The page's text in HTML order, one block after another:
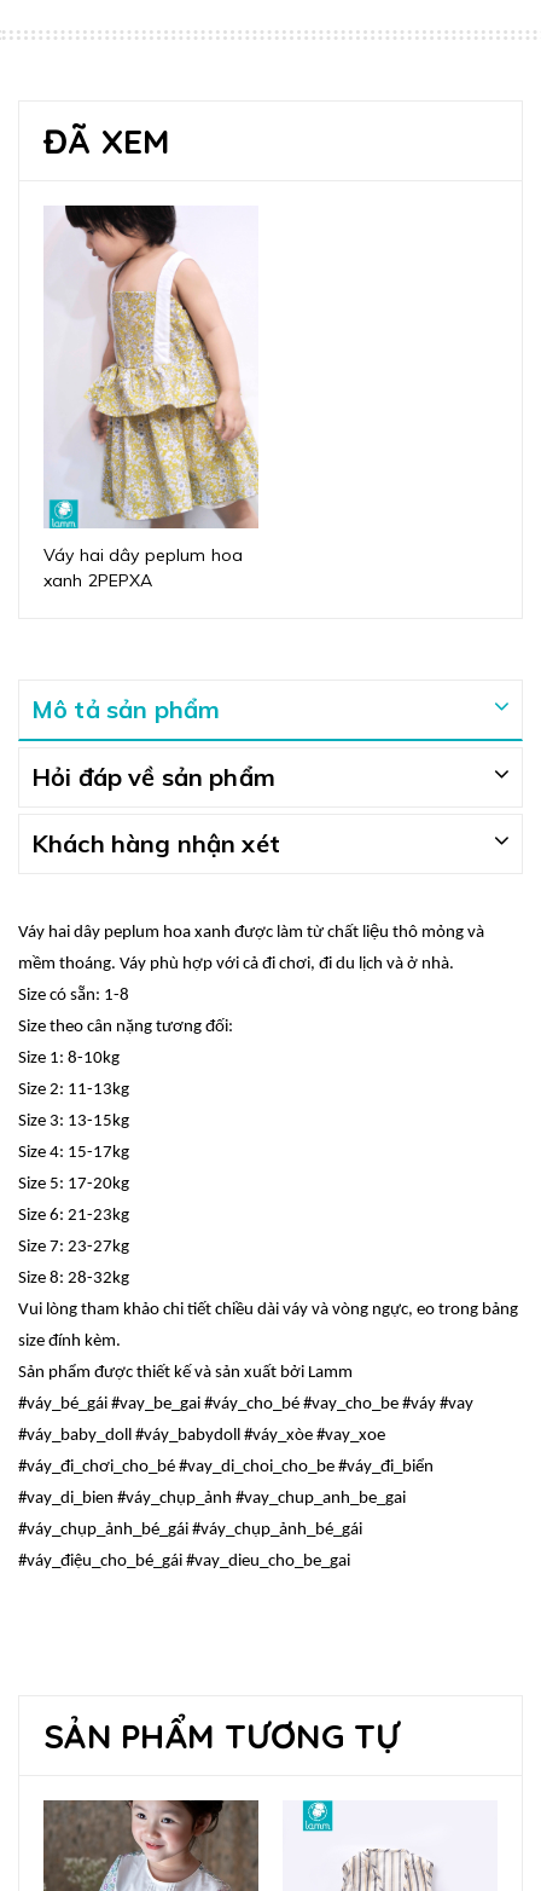
ĐÃ XEM
Váy hai dây peplum hoa
xanh 2PEPXA
Mô tả sản phẩm
Hỏi đáp về sản phẩm
Khách hàng nhận xét
Váy hai dây peplum hoa xanh được làm từ chất liệu thô mỏng và
mềm thoáng. Váy phù hợp với cả đi chơi, đi du lịch và ở nhà.
Size có sẵn: 1-8
Size theo cân nặng tương đối:
Size 1: 8-10kg
Size 2: 11-13kg
Size 3: 13-15kg
Size 4: 15-17kg
Size 5: 17-20kg
Size 6: 21-23kg
Size 7: 23-27kg
Size 8: 28-32kg
Vui lòng tham khảo chi tiết chiều dài váy và vòng ngực, eo trong bảng
size đính kèm.
Sản phẩm được thiết kế và sản xuất bởi Lamm
#váy_bé_gái #vay_be_gai #váy_cho_bé #vay_cho_be #váy #vay
#váy_baby_doll #váy_babydoll #váy_xòe #vay_xoe
#váy_đi_chơi_cho_bé #vay_di_choi_cho_be #váy_đi_biển
#vay_di_bien #váy_chụp_ảnh #vay_chup_anh_be_gai
#váy_chụp_ảnh_bé_gái #váy_chụp_ảnh_bé_gái
#váy_điệu_cho_bé_gái #vay_dieu_cho_be_gai
SẢN PHẨM TƯƠNG TỰ